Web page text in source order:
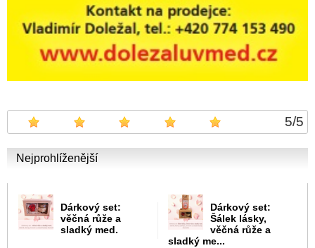
5/5
Nejprohlíženější
Dárkový set:
věčná růže a
sladký med.
Dárkový set:
Šálek lásky,
věčná růže a
sladký me...